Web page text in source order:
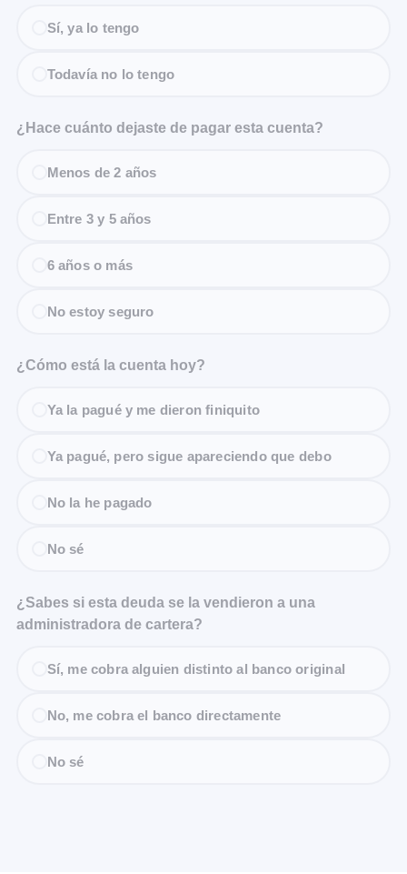
Sí, ya lo tengo
Todavía no lo tengo
¿Hace cuánto dejaste de pagar esta cuenta?
Menos de 2 años
Entre 3 y 5 años
6 años o más
No estoy seguro
¿Cómo está la cuenta hoy?
Ya la pagué y me dieron finiquito
Ya pagué, pero sigue apareciendo que debo
No la he pagado
No sé
¿Sabes si esta deuda se la vendieron a una
administradora de cartera?
Sí, me cobra alguien distinto al banco original
No, me cobra el banco directamente
No sé